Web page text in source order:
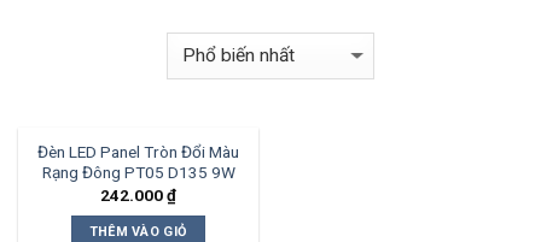
Đèn LED Panel Tròn Đổi Màu
Rạng Đông PT05 D135 9W
242.000₫
THÊM VÀO GIỎ